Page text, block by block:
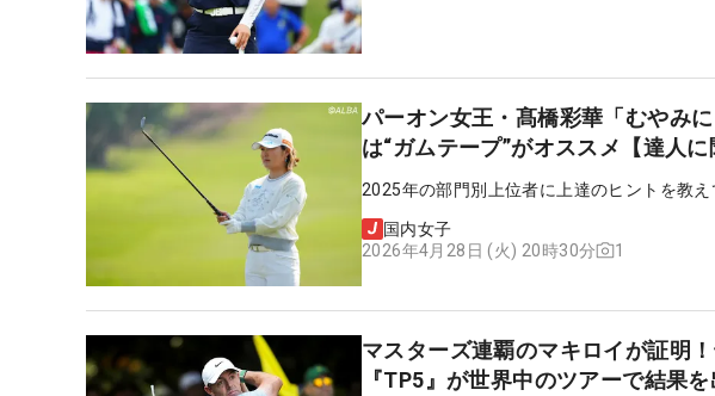
パーオン女王・髙橋彩華「むやみ
は“ガムテープ”がオススメ【達人に
2025年の部門別上位者に上達のヒントを教
国内女子
2026年4月28日 (火) 20時30分
1
マスターズ連覇のマキロイが証明
『TP5』が世界中のツアーで結果